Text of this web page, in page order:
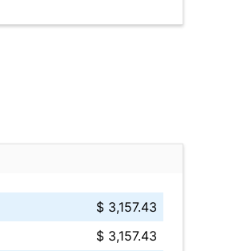
$ 3,157.43
$ 3,157.43